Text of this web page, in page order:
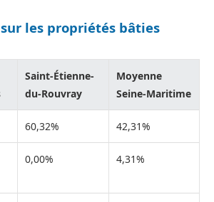
les propriétés bâties
Saint-Étienne-
du-Rouvray
Moyenne
Seine-Maritime
60,32% 42,31%
0,00% 4,31%